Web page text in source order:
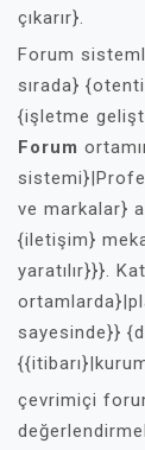
çıkarır}.
Forum
sırada}
{işletme
Forum
ve markalar}
{iletişim}
yaratılır}}}.
sayesinde}}
çevrimiçi